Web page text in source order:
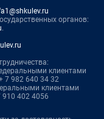
органов:
.
клиентами
7 982 640 34 32
клиентами
910 402 4056